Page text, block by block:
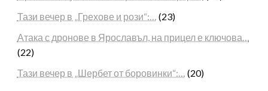
Тази вечер в „Грехове и рози“:…
(23)
Атака с дронове в Ярославъл, на прицел е ключова…
(22)
Тази вечер в „Шербет от боровинки“:…
(20)